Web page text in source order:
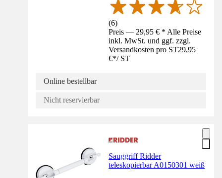
(6)
Preis — 29,95 € * Alle Preise
inkl. MwSt. und ggf. zzgl.
Versandkosten pro ST29,95
€*/ ST
Online bestellbar
Nicht reservierbar
Sauggriff Ridder
teleskopierbar A0150301 weiß